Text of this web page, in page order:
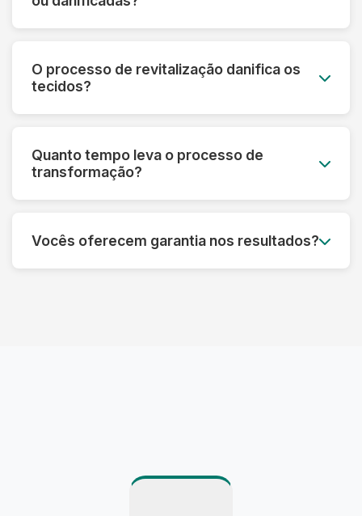
prévia e informamos o que é possível restaurar
O processo de revitalização danifica os
tecidos?
prolongar a vida útil das roupas, sempre
respeitando as características de cada material.
Quanto tempo leva o processo de
transformação?
de restauração podem precisar de um tempo
adicional para garantir o melhor resultado.
Vocês oferecem garantia nos resultados?